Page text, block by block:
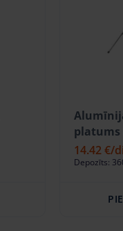
platums
14.42 €/
Depozīts: